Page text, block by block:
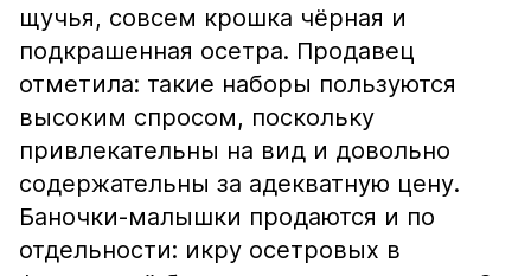
щучья, совсем крошка чёрная и
подкрашенная осетра. Продавец
отметила: такие наборы пользуются
высоким спросом, поскольку
привлекательны на вид и довольно
содержательны за адекватную цену.
Баночки-малышки продаются и по
отдельности: икру осетровых в